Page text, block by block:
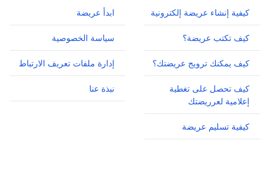
كيفية إنشاء عريضة إلكترونية
كيف تكتب عريضة؟
كيف يمكنك ترويج عريضتك؟
كيف تحصل على تغطية
إعلامية لعرريضتك
كيفية تسليم عريضة
ابدأ عريضة
سياسة الخصوصية
إدارة ملفات تعريف الارتباط
نبذة عنا